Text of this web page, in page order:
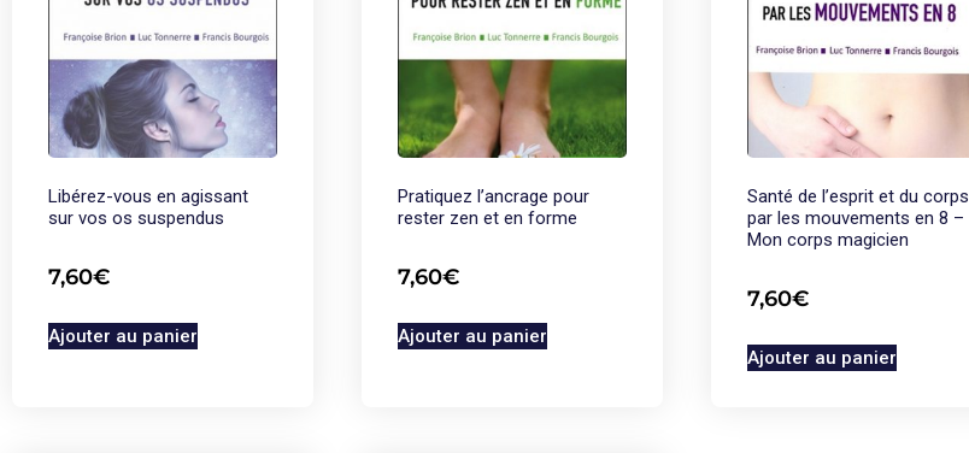
Libérez-vous en agissant
sur vos os suspendus
7,60€
Ajouter au panier
Pratiquez l’ancrage pour
rester zen et en forme
7,60€
Ajouter au panier
Santé de l’esprit et du corps
par les mouvements en 8 –
Mon corps magicien
7,60€
Ajouter au panier